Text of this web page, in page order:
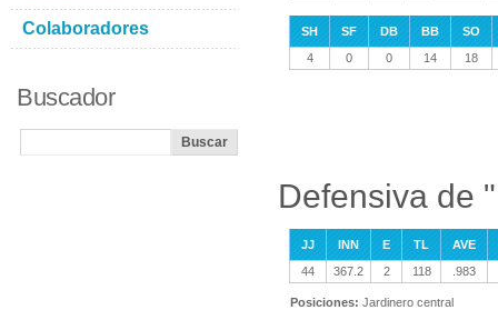
SH SF DB BB
SO
4
0 0 14 18
Defensiva de
JJ INN E TL
AVE
44
367.2 2 118 .983
Posiciones: Jardinero central
Colaboradores
Buscador